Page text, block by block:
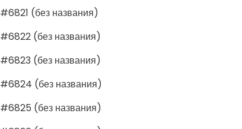
#6821 (без названия)
#6822 (без названия)
#6823 (без названия)
#6824 (без названия)
#6825 (без названия)